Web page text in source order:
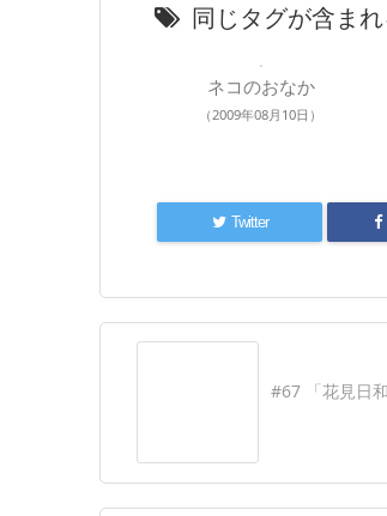
同じタグが含ま
ネコのおなか
（2009年08月10日）
Twitter
#67 「花見日和